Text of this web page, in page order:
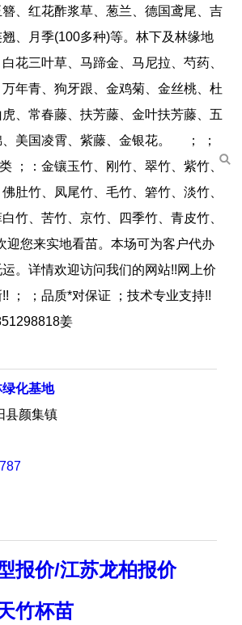
、红花酢浆草、葱兰、德国鸢尾、吉
、月季(100多种)等。林下及林缘地
花三叶草、马蹄金、马尼拉、芍药、
年青、狗牙跟、金鸡菊、金丝桃、杜
、常春藤、扶芳藤、金叶扶芳藤、五
、美国凌霄、紫藤、金银花。 ； ；
；：金镶玉竹、刚竹、翠竹、紫竹、
肚竹、凤尾竹、毛竹、箬竹、淡竹、
竹、苦竹、京竹、四季竹、青皮竹、
迎您来实地看苗。本场可为客户代办
。详情欢迎访问我们的网站!!网上价
； ；品质*对保证 ；技术专业支持!!
姜
化基地
县颜集镇
报价/江苏龙柏报价
竹杯苗